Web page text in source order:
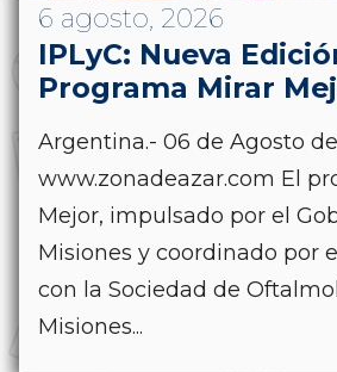
6 agosto, 2026
IPLyC: Nueva
Programa Mirar
Argentina.- 06 de Agosto
www.zonadeazar.com El
Mejor, impulsado por el
Misiones y coordinado por
con la Sociedad de
Misiones...